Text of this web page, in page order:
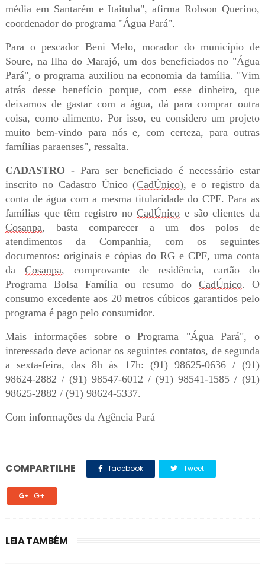
média em Santarém e Itaituba", afirma Robson Querino,
coordenador do programa "Água Pará".
Para o pescador Beni Melo, morador do município de
Soure, na Ilha do Marajó, um dos beneficiados no "Água
Pará", o programa auxiliou na economia da família. "Vim
atrás desse benefício porque, com esse dinheiro, que
deixamos de gastar com a água, dá para comprar outra
coisa, como alimento. Por isso, eu considero um projeto
muito bem-vindo para nós e, com certeza, para outras
famílias paraenses", ressalta.
CADASTRO - Para ser beneficiado é necessário estar
inscrito no Cadastro Único (CadÚnico), e o registro da
conta de água com a mesma titularidade do CPF. Para as
famílias que têm registro noCadÚnico e são clientes da
Cosanpa, basta comparecer a um dos polos de
atendimentos da Companhia, com os seguintes
documentos: originais e cópias do RG e CPF, uma conta
da Cosanpa, comprovante de residência, cartão do
Programa Bolsa Família ou resumo doCadÚnico. O
consumo excedente aos 20 metros cúbicos garantidos pelo
programa é pago pelo consumidor.
Mais informações sobre o Programa "Água Pará", o
interessado deve acionar os seguintes contatos, de segunda
a sexta-feira, das 8h às 17h: (91) 98625-0636 / (91)
98624-2882 / (91) 98547-6012 / (91) 98541-1585 / (91)
98625-2882 / (91) 98624-5337.
Com informações da Agência Pará
COMPARTILHE facebook Tweet
G+
LEIA TAMBÉM